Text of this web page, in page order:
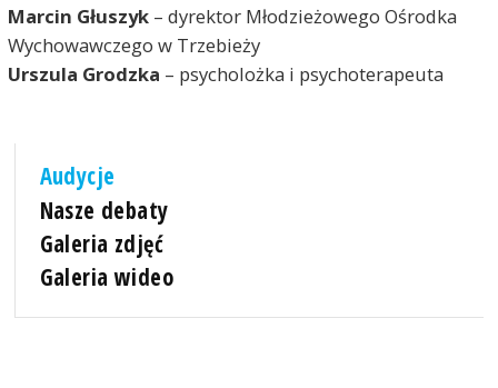
Marcin Głuszyk– dyrektor Młodzieżowego Ośrodka
Wychowawczego w Trzebieży
Urszula Grodzka – psycholożka i psychoterapeuta
Audycje
Nasze debaty
Galeria zdjęć
Galeria wideo